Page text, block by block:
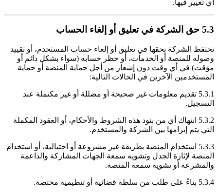
أي تغيير فيها.
5.3 حق الشركة في تعليق أو إلغاء الحساب
تحتفظ الشركة بحقها في تعليق أو إلغاء حساب المستخدم، أو تقييد
وصوله للمنصة أو الخدمات، أو حظر حسابه (سواء بشكل دائم أو
مؤقت) في أي وقت دون إشعار من أجل حماية المنصة أو حماية
المستخدمين الآخرين في الحالات التالية:
5.3.1 تقديم معلومات غير صحيحة أو مضللة أو غير مكتملة عند
التسجيل.
5.3.2 انتهاك أي من بنود هذه الشروط والأحكام، أو العقود المكملة
التي يتم إبرامها بين الشركة والمستخدم.
5.3.3 استخدام المنصة بطريقة غير مشروعة أو احتيالية، أو استخدام
المنصة لإثارة الجدل وتشويه سمعة الجهات المشاركة والداعمة
والمشرعة أو تشويه سمعة المنصة.
5.3.4 بناءً على طلب من سلطة قضائية أو تنظيمية مختصة.